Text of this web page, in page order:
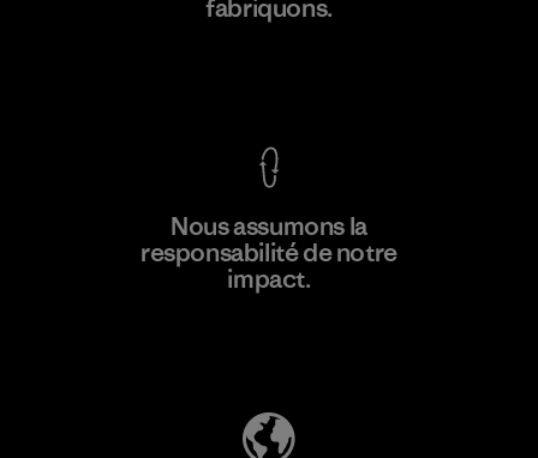
fabriquons.
Nous assumons la
responsabilité de notre
impact.